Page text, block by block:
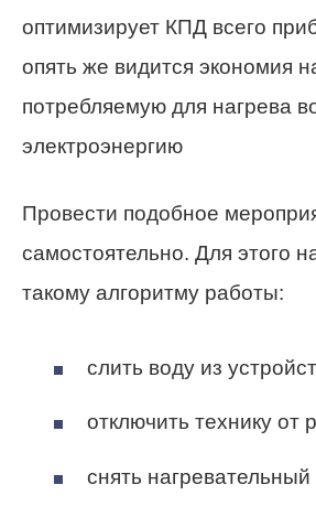
оптимизирует КПД всего
опять же видится экономия
потребляемую для нагрева
электроэнергию
Провести подобное
самостоятельно. Для этого
такому алгоритму работы:
слить воду из
отключить технику от
снять